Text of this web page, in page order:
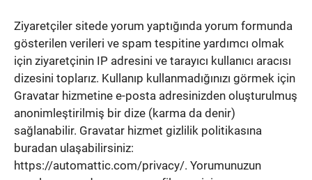
Ziyaretçiler sitede yorum yaptığında yorum formunda
gösterilen verileri ve spam tespitine yardımcı olmak
için ziyaretçinin IP adresini ve tarayıcı kullanıcı aracısı
dizesini toplarız. Kullanıp kullanmadığınızı görmek için
Gravatar hizmetine e-posta adresinizden oluşturulmuş
anonimleştirilmiş bir dize (karma da denir)
sağlanabilir. Gravatar hizmet gizlilik politikasına
buradan ulaşabilirsiniz:
https://automattic.com/privacy/. Yorumunuzun